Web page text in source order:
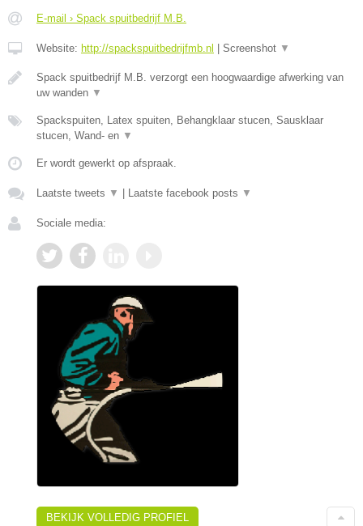
E-mail › Spack spuitbedrijf M.B.
Website: http://spackspuitbedrijfmb.nl Screenshot ▼
Spack spuitbedrijf M.B. verzorgt een hoogwaardige afwerking van
uw wanden ▼
Spackspuiten, Latex spuiten, Behangklaar stucen, Sausklaar
stucen, Wand- en ▼
Er wordt gewerkt op afspraak.
Laatste tweets ▼ Laatste facebook posts ▼
Sociale media:
BEKIJK VOLLEDIG PROFIEL